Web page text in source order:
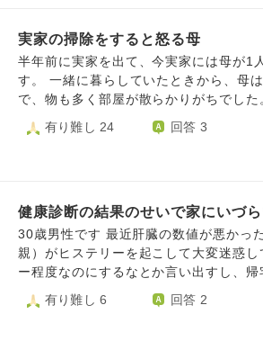
実家の掃除をすると怒る母
半年前に実家を出て、今実家には母が1
す。 一緒に暮らしていたときから、母
で、物も多く部屋が散らかりがちでした
すると、怒るので、こちらもイライラし
ンカになることが多くストレスを感じて
近付き合っていた彼と結婚が決まり、彼
来ることになりました。私は実家が散ら
になって、母に「掃除は大丈夫？」とメ
と返事が来たのですが、最近母は体調を
てら様子を見に行きました。 実家に帰
有り難し 24 回答 3
健康診断の結果のせいで家にいづ
30歳男性です 最近肝臓の数値が悪かっ
親）がヒステリーを起こして大変迷惑し
ー程度なのにするなとか言い出すし、帰
とか言い出したりして、正直プライバシ
ます （一応言っとくと病院で高脂血症
有り難し 6 回答 2